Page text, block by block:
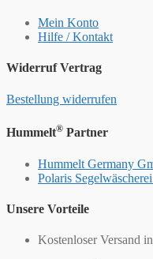
Mein Konto
Hilfe / Kontakt
Widerruf Vertrag
Bestellung widerrufen
Hummelt® Partner
Hummelt Germany
Polaris
Unsere Vorteile
Kostenloser Versand